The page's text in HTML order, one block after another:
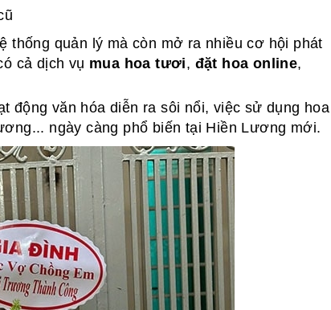
thống quản lý mà còn mở ra nhiều cơ hội phát
cả dịch vụ mua hoa tươi, đặt hoa online,
động văn hóa diễn ra sôi nổi, việc sử dụng hoa
ngày càng phổ biến tại Hiền Lương mới.